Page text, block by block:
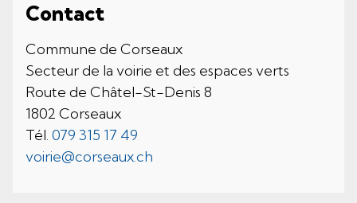
Contact
Commune de Corseaux
Secteur de la voirie et des espaces verts
Route de Châtel-St-Denis 8
1802 Corseaux
Tél. 079 315 17 49
voirie@corseaux.ch